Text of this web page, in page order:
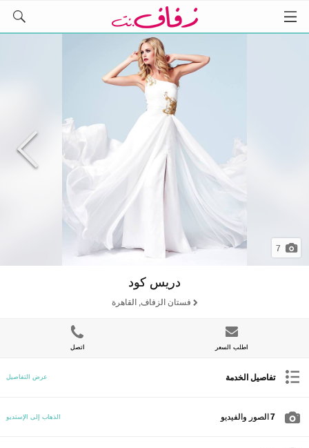
7
دريس كود
فستان الزفاف, القاهرة
اطلب السعر اتصل
تفاصيل الخدمة عرض التفاصيل
7 الصور والفيديو الذهاب إلى الإستديو